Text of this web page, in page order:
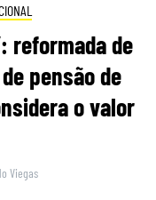
reformada de
pensão de
o valor
Viegas